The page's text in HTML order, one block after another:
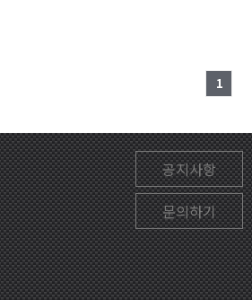
1
공지사항
문의하기